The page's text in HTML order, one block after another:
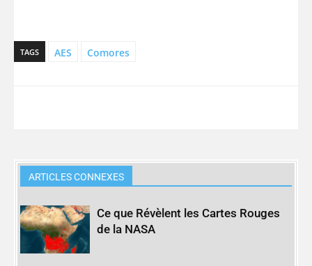
TAGS AES Comores
ARTICLES CONNEXES
Ce que Révèlent les Cartes Rouges
de la NASA